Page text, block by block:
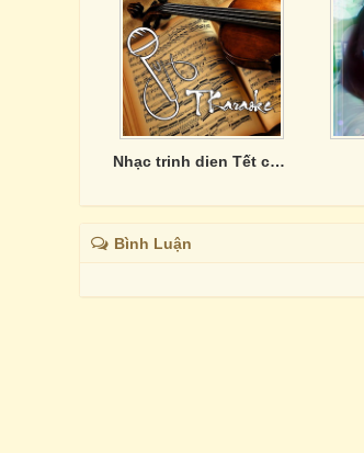
Nhạc trinh dien Tết cua Sunday Band
Bình Luận